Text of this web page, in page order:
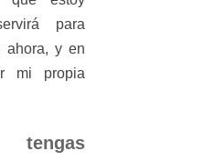
para
ahora, y en
mi propia
tengas